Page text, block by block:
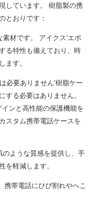
しています。 樹脂製の携
とおりです：
材です。 アイクス’エポ
る特性も備えており、時
ます。
必要ありません’樹脂ケー
する必要はありません。
ンと高性能の保護機能を
スタム携帯電話ケースを
ような質感を提供し、手
を軽減します。
携帯電話にひび割れやへこ